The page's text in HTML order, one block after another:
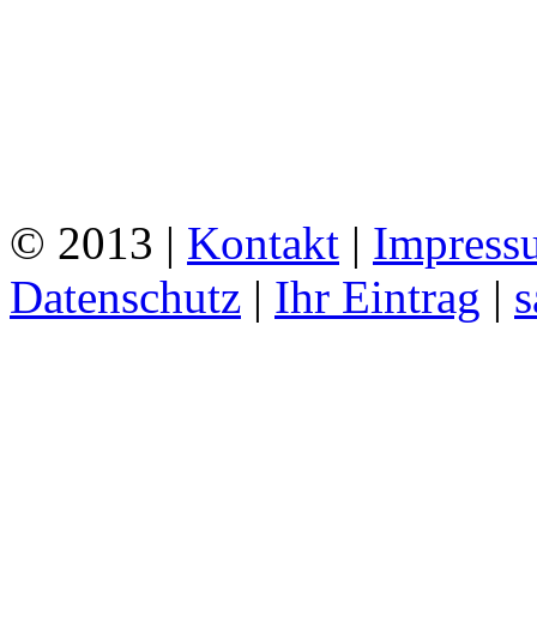
© 2013 | Kontakt |
Datenschutz | Ihr Eintrag |